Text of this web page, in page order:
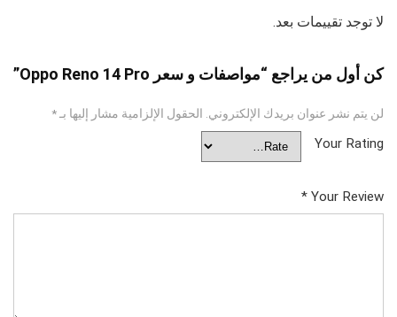
لا توجد تقييمات بعد.
كن أول من يراجع “مواصفات و سعر Oppo Reno 14 Pro”
لن يتم نشر عنوان بريدك الإلكتروني. الحقول الإلزامية مشار إليها بـ*
Your Rating
Your Review
*